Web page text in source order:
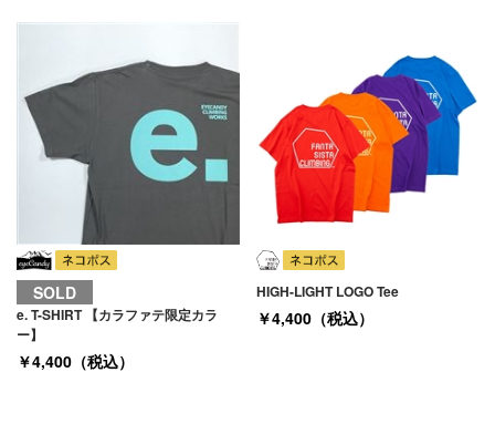
SOLD
e. T-SHIRT 【カラファテ限定カラ
ー】
￥4,400（税込）
HIGH-LIGHT LOGO Tee
￥4,400（税込）